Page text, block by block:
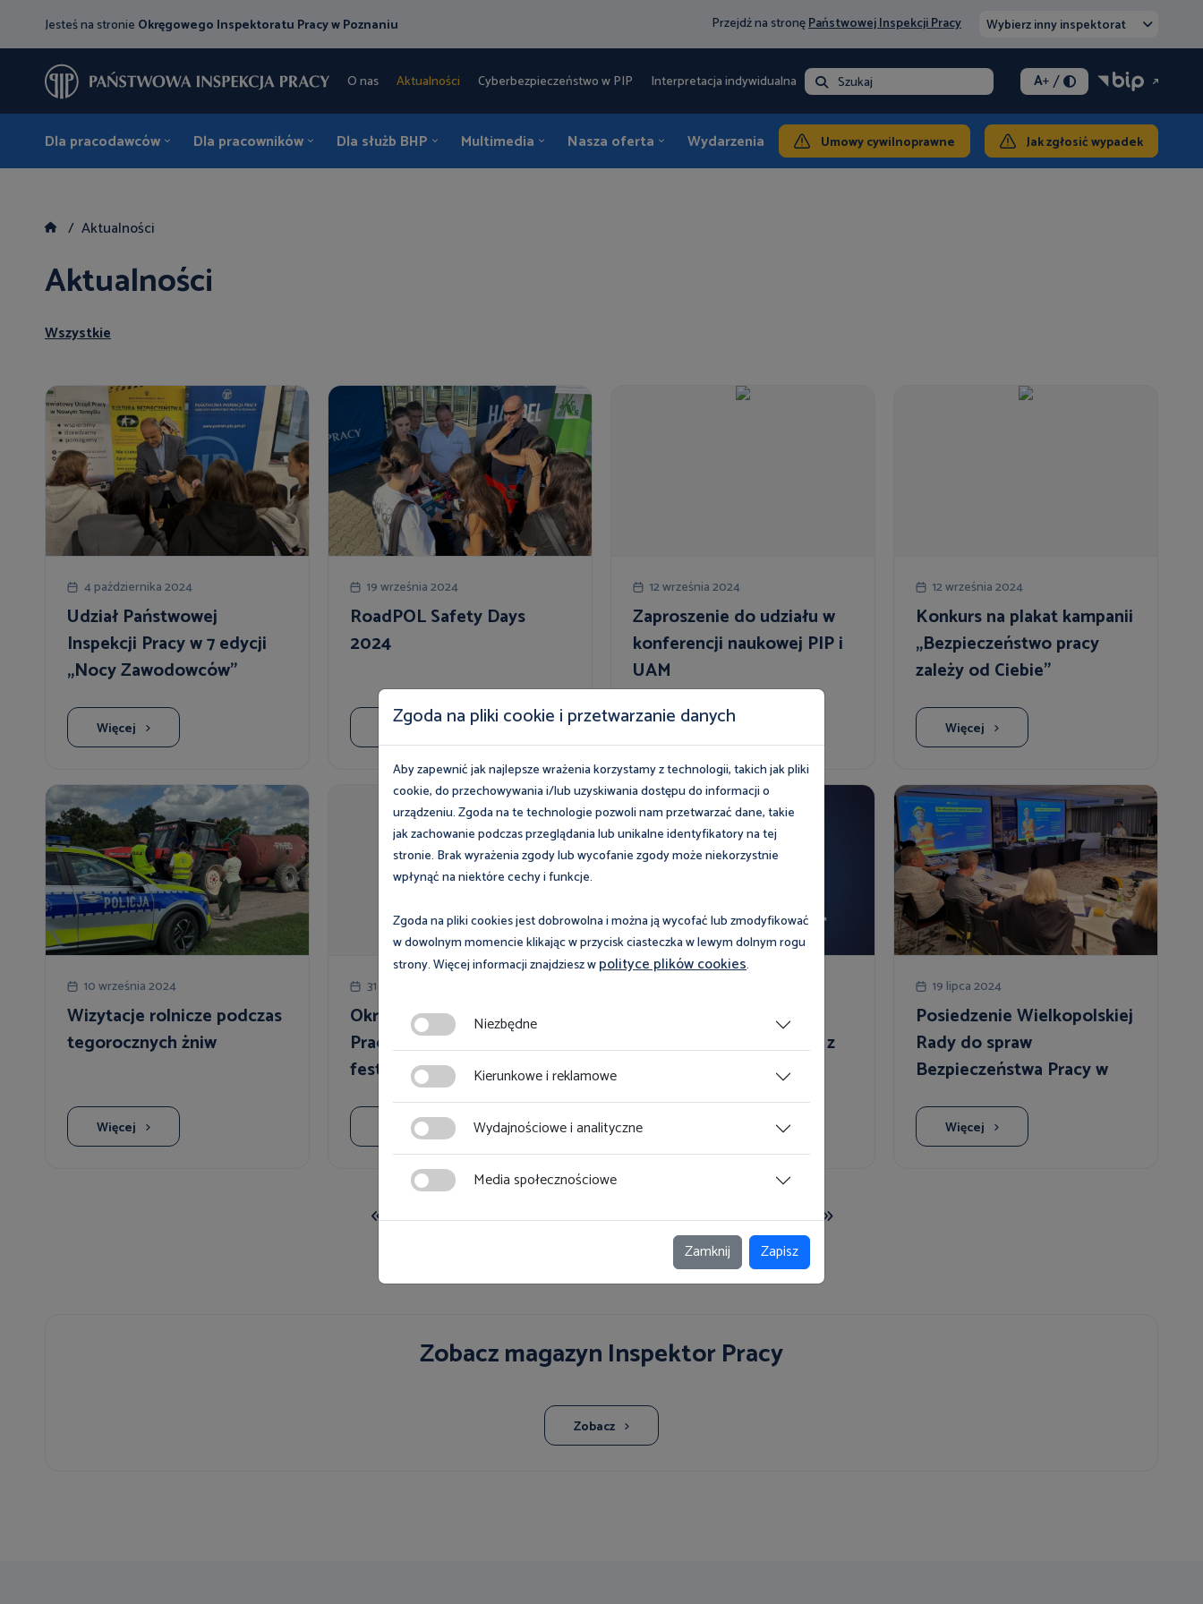
Jesteś na stronie Okręgowego Inspektoratu Pracy w Poznaniu Przejdź na stronęPaństwowej Inspekcji Pracy Wybierz inny inspektorat
O nas Aktualności Cyberbezpieczeństwo w PIP Interpretacja indywidualna - opłataSzukaj A+/
Dla pracodawców Dla pracowników Dla służb BHP Multimedia Nasza oferta Wydarzenia KontaktUmowy cywilnoprawne Jak zgłosić wypadek
Aktualności
Aktualności
Wszystkie
4 października 2024
Udział Państwowej
Inspekcji Pracy w 7 edycji
„Nocy Zawodowców”
Więcej
19 września 2024
RoadPOL Safety Days
2024
Więcej
12 września 2024
Zaproszenie do udziału w
konferencji naukowej PIP i
UAM
12 września 2024
Konkurs na plakat kampanii
„Bezpieczeństwo pracy
zależy od Ciebie”
Więcej
10 września 2024
Wizytacje rolnicze podczas
tegorocznych żniw
Więcej
31 sierpnia 2024
Okręgowy Inspektorat
Pracy w Poznaniu na
festynie „Las na Wyspie”
Więcej
telefonicznej informacji z
zakresu porad prawnych
19 lipca 2024
Posiedzenie Wielkopolskiej
Rady do spraw
Bezpieczeństwa Pracy w
Więcej
7 8 9 10 11 12 13 14 15 16
Zobacz magazyn Inspektor Pracy
Zobacz
Zgoda na pliki cookie i przetwarzanie danych
Aby zapewnić jak najlepsze wrażenia korzystamy z technologii, takich jak pliki
cookie, do przechowywania i/lub uzyskiwania dostępu do informacji o
urządzeniu. Zgoda na te technologie pozwoli nam przetwarzać dane, takie
jak zachowanie podczas przeglądania lub unikalne identyfikatory na tej
stronie. Brak wyrażenia zgody lub wycofanie zgody może niekorzystnie
wpłynąć na niektóre cechy i funkcje.
Zgoda na pliki cookies jest dobrowolna i można ją wycofać lub zmodyfikować
w dowolnym momencie klikając w przycisk ciasteczka w lewym dolnym rogu
strony. Więcej informacji znajdziesz wpolityce plików cookies.
Niezbędne
Kierunkowe i reklamowe
Wydajnościowe i analityczne
Media społecznościowe
Zamknij Zapisz